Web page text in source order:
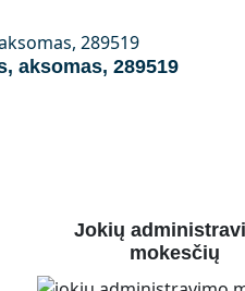
aksomas, 289519
Jokių
mokesčių